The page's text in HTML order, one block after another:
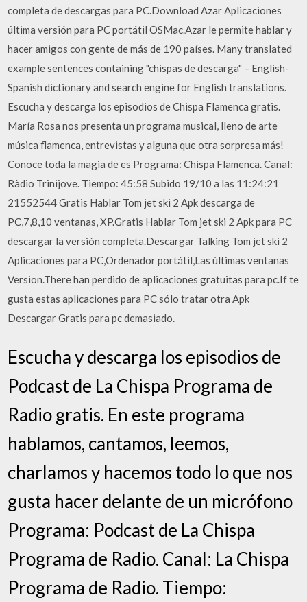
completa de descargas para PC.Download Azar Aplicaciones
última versión para PC portátil OSMac.Azar le permite hablar y
hacer amigos con gente de más de 190 países. Many translated
example sentences containing "chispas de descarga" – English-
Spanish dictionary and search engine for English translations.
Escucha y descarga los episodios de Chispa Flamenca gratis.
María Rosa nos presenta un programa musical, lleno de arte
música flamenca, entrevistas y alguna que otra sorpresa más!
Conoce toda la magia de es Programa: Chispa Flamenca. Canal:
Ràdio Trinijove. Tiempo: 45:58 Subido 19/10 a las 11:24:21
21552544 Gratis Hablar Tom jet ski 2 Apk descarga de
PC,7,8,10 ventanas, XP.Gratis Hablar Tom jet ski 2 Apk para PC
descargar la versión completa.Descargar Talking Tom jet ski 2
Aplicaciones para PC,Ordenador portátil,Las últimas ventanas
Version.There han perdido de aplicaciones gratuitas para pc.If te
gusta estas aplicaciones para PC sólo tratar otra Apk
Descargar Gratis para pc demasiado.
Escucha y descarga los episodios de
Podcast de La Chispa Programa de
Radio gratis. En este programa
hablamos, cantamos, leemos,
charlamos y hacemos todo lo que nos
gusta hacer delante de un micrófono
Programa: Podcast de La Chispa
Programa de Radio. Canal: La Chispa
Programa de Radio. Tiempo: